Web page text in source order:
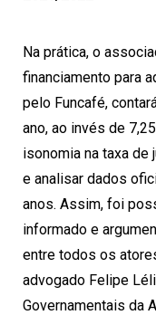
Na prática, o
financiamento para
pelo Funcafé,
ano, ao invés de
isonomia na taxa
e analisar dados
anos. Assim, foi
informado e
entre todos os
advogado Felipe
Governamentais da